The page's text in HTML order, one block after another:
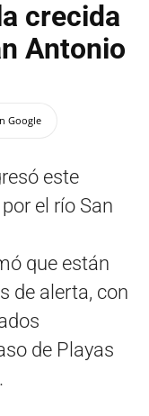
crecida
Antonio
Google
este
el río San
que están
de alerta, con
de Playas